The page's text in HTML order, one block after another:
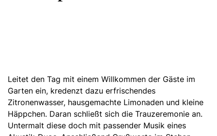
Leitet den Tag mit einem Willkommen der Gäste im
Garten ein, kredenzt dazu erfrischendes
Zitronenwasser, hausgemachte Limonaden und kleine
Häppchen. Daran schließt sich die Trauzeremonie an.
Untermalt diese doch mit passender Musik eines